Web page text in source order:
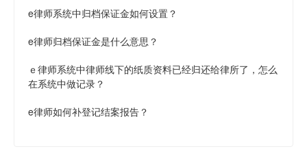
e律师系统中归档保证金如何设置？
e律师归档保证金是什么意思？
ｅ律师系统中律师线下的纸质资料已经归还给律所了，怎么
在系统中做记录？
e律师如何补登记结案报告？